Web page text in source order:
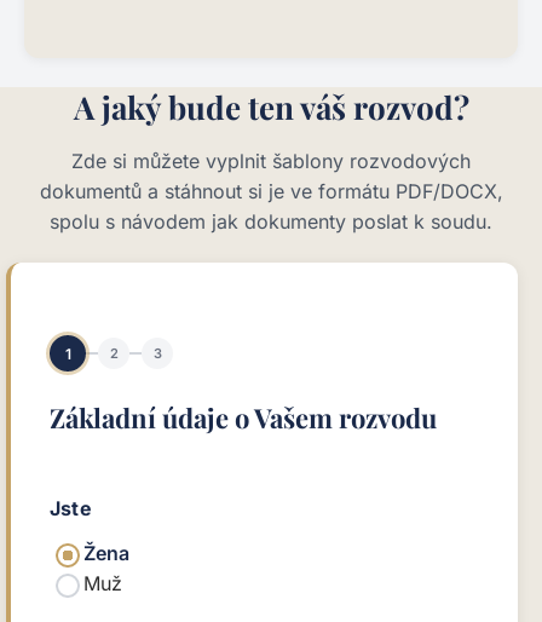
A jaký bude ten váš rozvod?
Zde si můžete vyplnit šablony rozvodových
dokumentů a stáhnout si je ve formátu PDF/DOCX,
spolu s návodem jak dokumenty poslat k soudu.
1 2 3
Základní údaje o Vašem rozvodu
Jste
Žena
Muž